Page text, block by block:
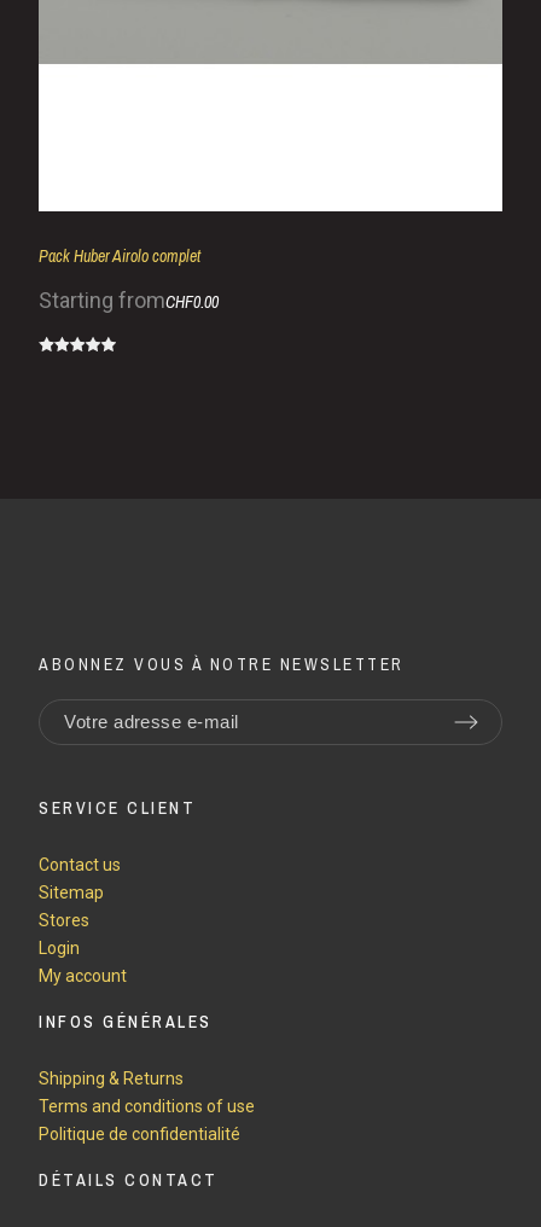
Pack Huber Airolo complet
Starting fromCHF0.00
ABONNEZ VOUS À NOTRE NEWSLETTER
SERVICE CLIENT
Contact us
Sitemap
Stores
Login
My account
INFOS GÉNÉRALES
Shipping & Returns
Terms and conditions of use
Politique de confidentialité
DÉTAILS CONTACT